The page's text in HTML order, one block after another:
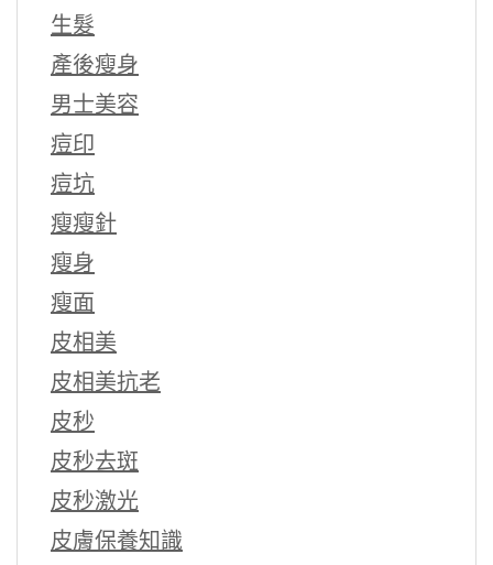
生髮
產後瘦身
男士美容
痘印
痘坑
瘦瘦針
瘦身
瘦面
皮相美
皮相美抗老
皮秒
皮秒去斑
皮秒激光
皮膚保養知識